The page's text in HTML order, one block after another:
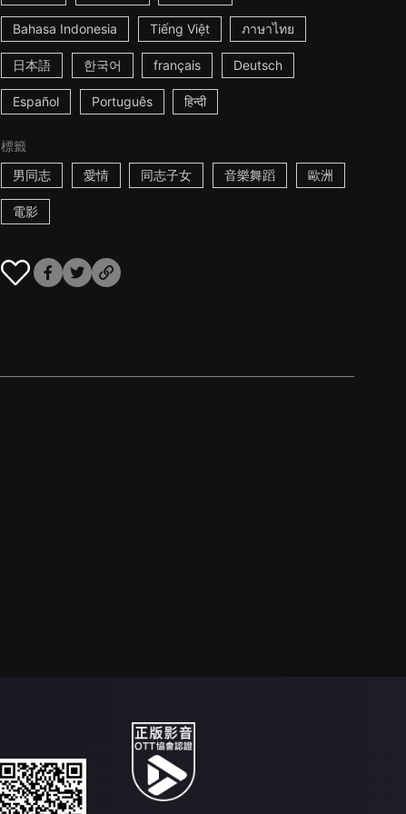
Bahasa Indonesia Tiếng Việt ภาษาไทย
日本語 한국어 français Deutsch
Español Português हिन्दी
標籤
男同志
愛情 同志子女 音樂舞蹈 歐洲
電影